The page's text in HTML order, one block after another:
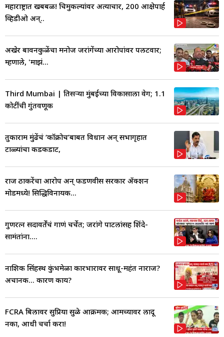
महाराष्ट्रात खबबळ! चिमुकल्यांवर अत्याचार, 200 आक्षेपार्ह
व्हिडीओ अन्..
अखेर बावनकुळेंचा मनोज जरांगेंच्या आरोपांवर पलटवार;
म्हणाले, 'माझं...
Third Mumbai | तिसऱ्या मुंबईच्या विकासाला वेग; 1.1
कोटींची गुंतवणूक
तुकाराम मुंढेंचं ‘कॉक्रोच’बाबत विधान अन् सभागृहात
टाळ्यांचा कडकडाट,
राज ठाकरेंचा आरोप अन् फडणवीस सरकार ॲक्शन
मोडमध्ये! सिद्धिविनायक...
गुणरत्न सदावर्तेंचं गाणं चर्चेत; जरांगे पाटलांसह शिंदे-
सामंतांना....
नाशिक सिंहस्थ कुंभमेळा कारभारावर साधू-महंत नाराज?
अचानक... कारण काय?
FCRA बिलावर सुप्रिया सुळे आक्रमक; आमच्यावर लादू
नका, आधी चर्चा करा!